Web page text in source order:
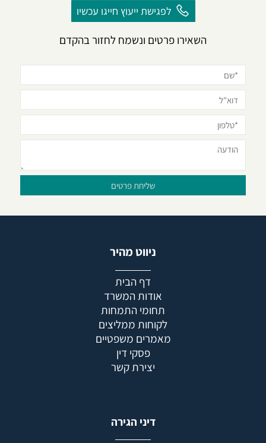
לפגישת ייעוץ חייגו עכשיו
השאירו פרטים ונשמח לחזור בהקדם
ניווט מהיר
דף הבית
אודות המשרד
תחומי התמחות
לקוחות ממליצים
מאמרים משפטיים
פסקי דין
יצירת קשר
דיני הגירה